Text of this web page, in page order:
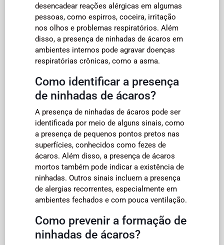
desencadear reações alérgicas em algumas
pessoas, como espirros, coceira, irritação
nos olhos e problemas respiratórios. Além
disso, a presença de ninhadas de ácaros em
ambientes internos pode agravar doenças
respiratórias crônicas, como a asma.
Como identificar a presença
de ninhadas de ácaros?
A presença de ninhadas de ácaros pode ser
identificada por meio de alguns sinais, como
a presença de pequenos pontos pretos nas
superfícies, conhecidos como fezes de
ácaros. Além disso, a presença de ácaros
mortos também pode indicar a existência de
ninhadas. Outros sinais incluem a presença
de alergias recorrentes, especialmente em
ambientes fechados e com pouca ventilação.
Como prevenir a formação de
ninhadas de ácaros?